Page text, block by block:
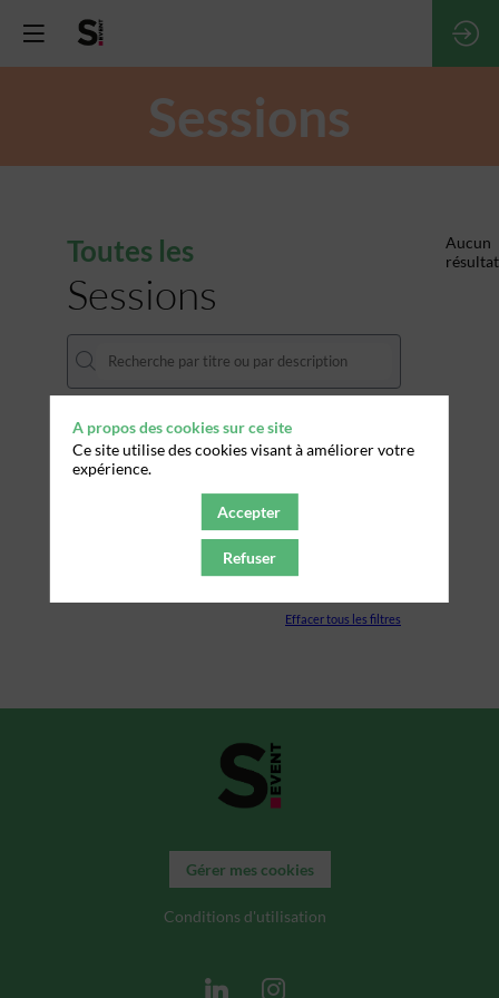
Sessions
Toutes les
Sessions
DATES
THÈMATIQUES
Effacer tous les filtres
Aucun
résultat
Gérer mes cookies
Conditions d'utilisation
A propos des cookies sur ce site
Ce site utilise des cookies visant à améliorer votre
expérience.
Accepter
Refuser